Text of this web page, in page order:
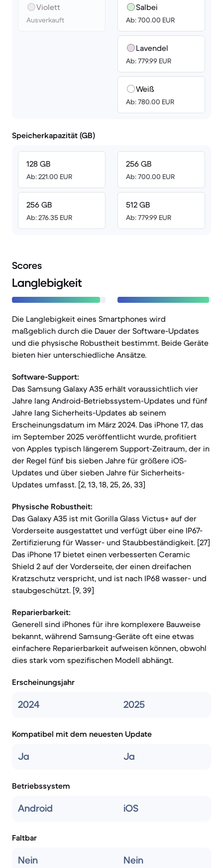
Violett
Ausverkauft
Salbei
Ab: 700.00 EUR
Lavendel
Ab: 779.99 EUR
Weiß
Ab: 780.00 EUR
Speicherkapazität (GB)
128 GB
Ab: 221.00 EUR
256 GB
Ab: 276.35 EUR
256 GB
Ab: 700.00 EUR
512 GB
Ab: 779.99 EUR
Scores
Langlebigkeit
Die Langlebigkeit eines Smartphones wird
maßgeblich durch die Dauer der Software-Updates
und die physische Robustheit bestimmt. Beide Geräte
bieten hier unterschiedliche Ansätze.
Software-Support:
Das Samsung Galaxy A35 erhält voraussichtlich vier
Jahre lang Android-Betriebssystem-Updates und fünf
Jahre lang Sicherheits-Updates ab seinem
Erscheinungsdatum im März 2024. Das iPhone 17, das
im September 2025 veröffentlicht wurde, profitiert
von Apples typisch längerem Support-Zeitraum, der in
der Regel fünf bis sieben Jahre für größere iOS-
Updates und über sieben Jahre für Sicherheits-
Updates umfasst. [2, 13, 18, 25, 26, 33]
Physische Robustheit:
Das Galaxy A35 ist mit Gorilla Glass Victus+ auf der
Vorderseite ausgestattet und verfügt über eine IP67-
Zertifizierung für Wasser- und Staubbeständigkeit. [27]
Das iPhone 17 bietet einen verbesserten Ceramic
Shield 2 auf der Vorderseite, der einen dreifachen
Kratzschutz verspricht, und ist nach IP68 wasser- und
staubgeschützt. [9, 39]
Reparierbarkeit:
Generell sind iPhones für ihre komplexere Bauweise
bekannt, während Samsung-Geräte oft eine etwas
einfachere Reparierbarkeit aufweisen können, obwohl
dies stark vom spezifischen Modell abhängt.
Erscheinungsjahr
2024 2025
Kompatibel mit dem neuesten Update
Ja Ja
Betriebssystem
Android iOS
Faltbar
Nein Nein